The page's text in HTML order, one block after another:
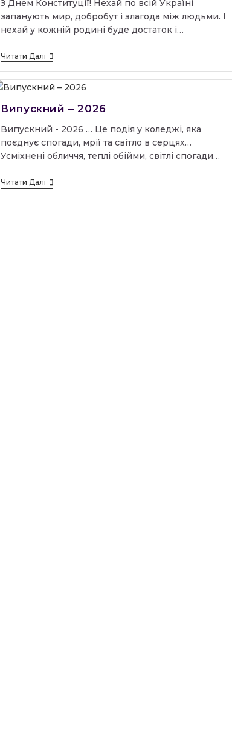
З Днем Конституції! Нехай по всій Україні
запанують мир, добробут і злагода між людьми. І
нехай у кожній родині буде достаток і…
Читати Далі З
України
Випускний – 2026
Випускний - 2026 … Це подія у коледжі, яка
поєднує спогади, мрії та світло в серцях…
Усміхнені обличчя, теплі обійми, світлі спогади…
Читати Далі Випускний